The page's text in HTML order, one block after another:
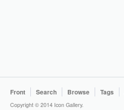
Front Search Browse Tags
Copyright © 2014 Icon Gallery.